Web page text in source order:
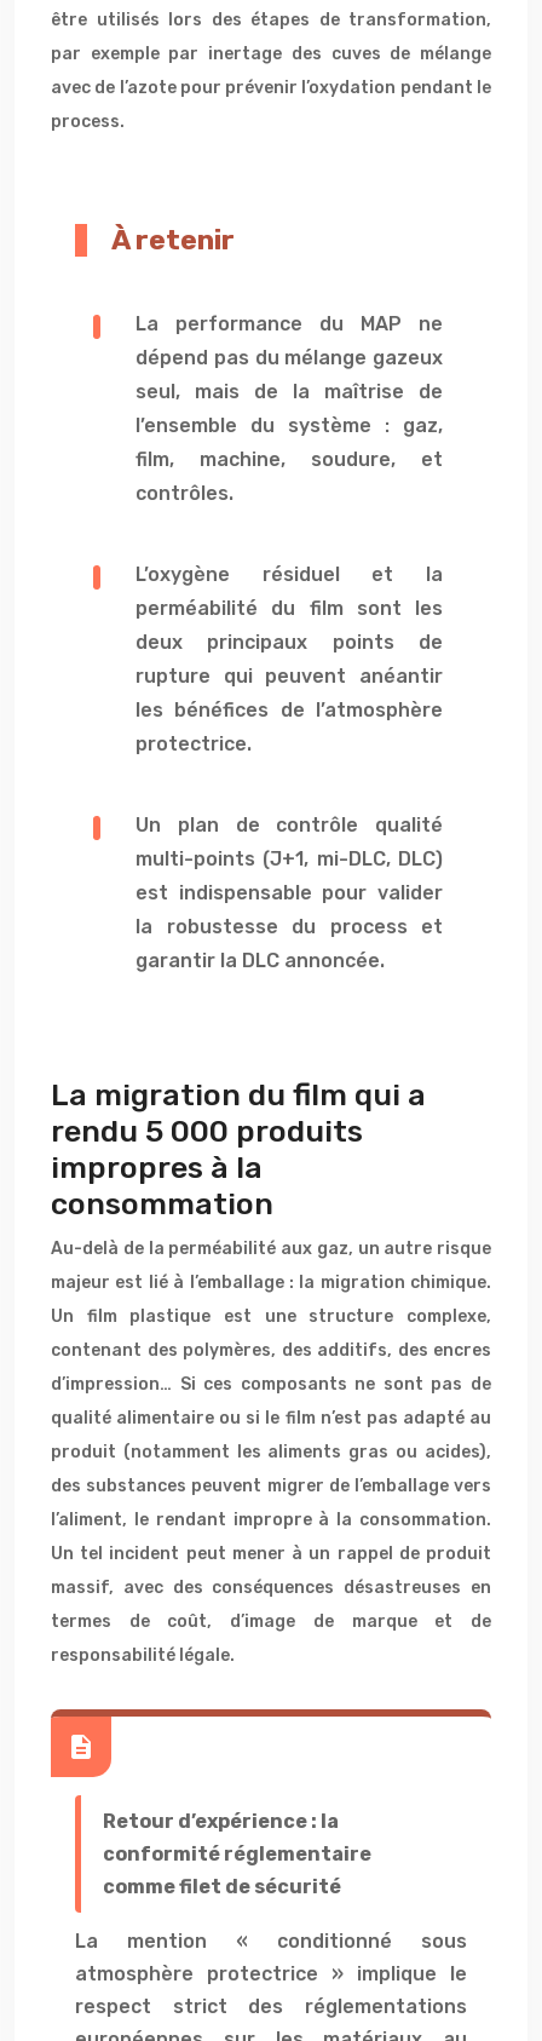
être utilisés lors des étapes de transformation,
par exemple par inertage des cuves de mélange
avec de l’azote pour prévenir l’oxydation pendant le
process.
À retenir
La performance du MAP ne
dépend pas du mélange gazeux
seul, mais de la maîtrise de
l’ensemble du système : gaz,
film, machine, soudure, et
contrôles.
L’oxygène résiduel et la
perméabilité du film sont les
deux principaux points de
rupture qui peuvent anéantir
les bénéfices de l’atmosphère
protectrice.
Un plan de contrôle qualité
multi-points (J+1, mi-DLC, DLC)
est indispensable pour valider
la robustesse du process et
garantir la DLC annoncée.
La migration du film qui a
rendu 5 000 produits
impropres à la
consommation
Au-delà de la perméabilité aux gaz, un autre risque
majeur est lié à l’emballage : la migration chimique.
Un film plastique est une structure complexe,
contenant des polymères, des additifs, des encres
d’impression… Si ces composants ne sont pas de
qualité alimentaire ou si le film n’est pas adapté au
produit (notamment les aliments gras ou acides),
des substances peuvent migrer de l’emballage vers
l’aliment, le rendant impropre à la consommation.
Un tel incident peut mener à un rappel de produit
massif, avec des conséquences désastreuses en
termes de coût, d’image de marque et de
responsabilité légale.
Retour d’expérience : la
conformité réglementaire
comme filet de sécurité
La mention « conditionné sous
atmosphère protectrice » implique le
respect strict des réglementations